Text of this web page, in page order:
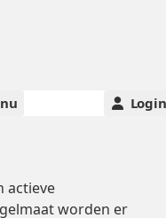
Login
actieve
worden er